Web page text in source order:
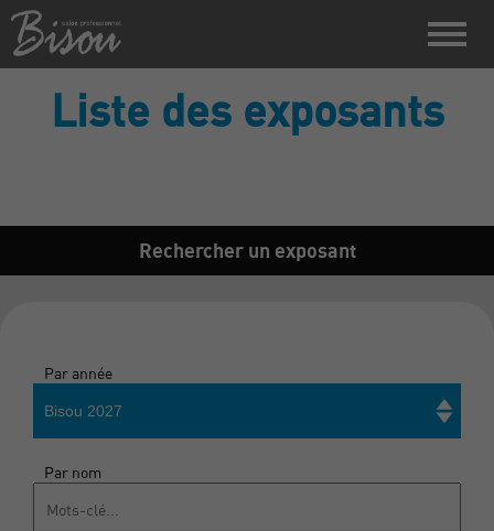
Liste des exposants
Rechercher un exposant
Par année
Bisou 2027
Par nom